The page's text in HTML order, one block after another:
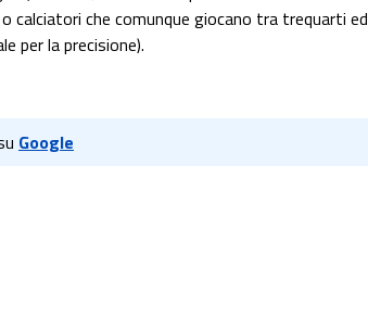
che comunque giocano tra trequarti ed
per la precisione).
Google